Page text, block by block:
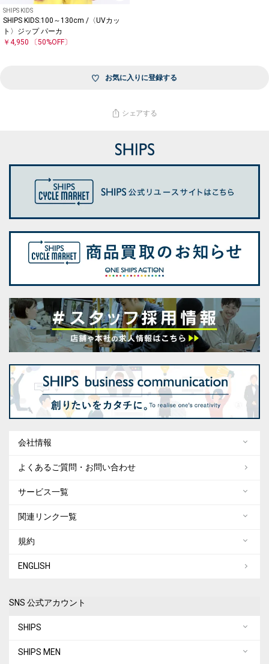
SHIPS KIDS
SHIPS KIDS:100～130cm /〈UVカッ
ト〉ジップ パーカ
￥4,950 〔50%OFF〕
お気に入りに登録する
シェアする
会社情報
よくあるご質問・お問い合わせ
サービス一覧
関連リンク一覧
規約
ENGLISH
SNS 公式アカウント
SHIPS
SHIPS MEN